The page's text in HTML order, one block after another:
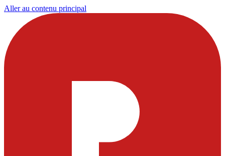
Aller au contenu principal